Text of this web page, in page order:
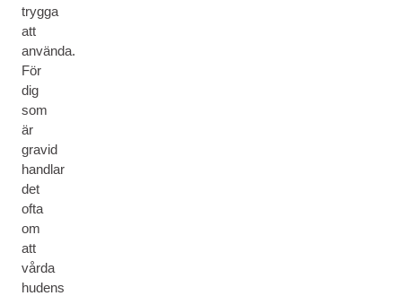
trygga
att
använda.
För
dig
som
är
gravid
handlar
det
ofta
om
att
vårda
hudens